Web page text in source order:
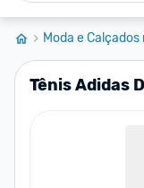
Moda e
Tênis Adidas